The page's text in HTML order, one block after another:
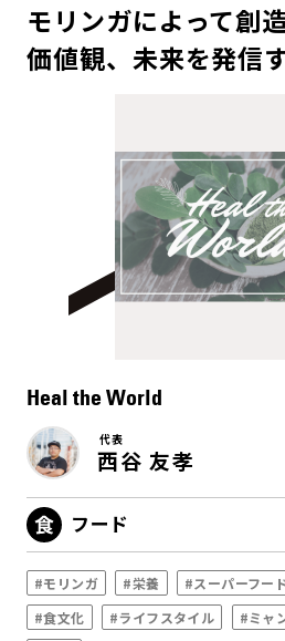
モリンガによって創
価値観、未来を発信
Heal the World
代表
西谷 友孝
フード
#モリンガ #栄養 #スーパーフー
#食文化
#ライフスタイル #ミャ